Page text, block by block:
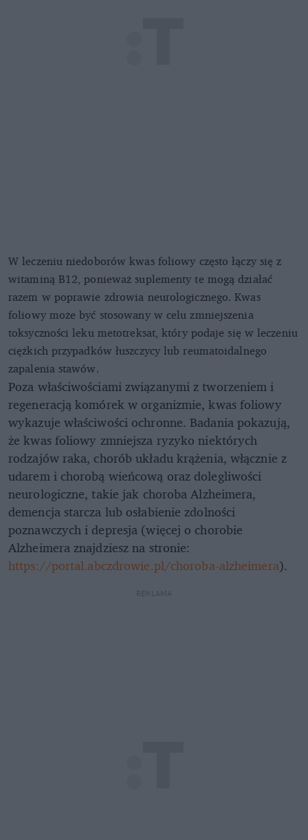
W leczeniu niedoborów kwas foliowy często łączy się z
witaminą B12, ponieważ suplementy te mogą działać
razem w poprawie zdrowia neurologicznego. Kwas
foliowy może być stosowany w celu zmniejszenia
toksyczności leku metotreksat, który podaje się w leczeniu
ciężkich przypadków łuszczycy lub reumatoidalnego
zapalenia stawów.
Poza właściwościami związanymi z tworzeniem i
regeneracją komórek w organizmie, kwas foliowy
wykazuje właściwości ochronne. Badania pokazują,
że kwas foliowy zmniejsza ryzyko niektórych
rodzajów raka, chorób układu krążenia, włącznie z
udarem i chorobą wieńcową oraz dolegliwości
neurologiczne, takie jak choroba Alzheimera,
demencja starcza lub osłabienie zdolności
poznawczych i depresja (więcej o chorobie
Alzheimera znajdziesz na stronie:
https://portal.abczdrowie.pl/choroba-alzheimera).
REKLAMA